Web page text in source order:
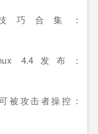
巧合集：
4.4发布：
被攻击者操控：